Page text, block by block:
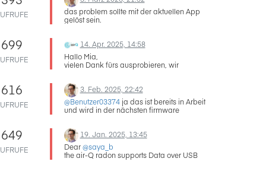
Anmerkung: air-Q steht an der "frischen
Luft"
das problem sollte mit der aktuellen App
gelöst sein.
699
14. Apr. 2025, 14:58
Hallo Mia,
vielen Dank fürs ausprobieren, wir
Email mit weiteren Schritten!
Beste Grüße
616
3. Feb. 2025, 22:42
@Benutzer03374ja das ist bereits in Arbeit
und wird in der nächsten firmware
649
19. Jan. 2025, 13:45
Dear@saya_b
the air-Q radon supports Data over USB